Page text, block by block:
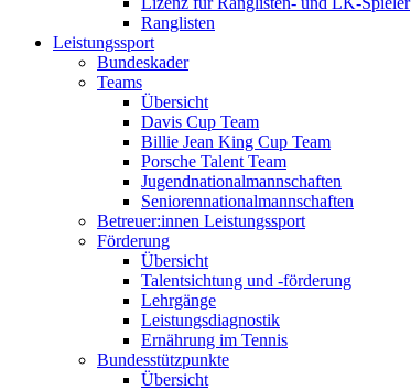
Ranglisten
Leistungssport
Bundeskader
Teams
Übersicht
Davis Cup Team
Billie Jean King Cup Team
Porsche Talent Team
Jugendnationalmannschaften
Seniorennationalmannschaften
Betreuer:innen Leistungssport
Förderung
Übersicht
Talentsichtung und -förderung
Lehrgänge
Leistungsdiagnostik
Ernährung im Tennis
Bundesstützpunkte
Übersicht